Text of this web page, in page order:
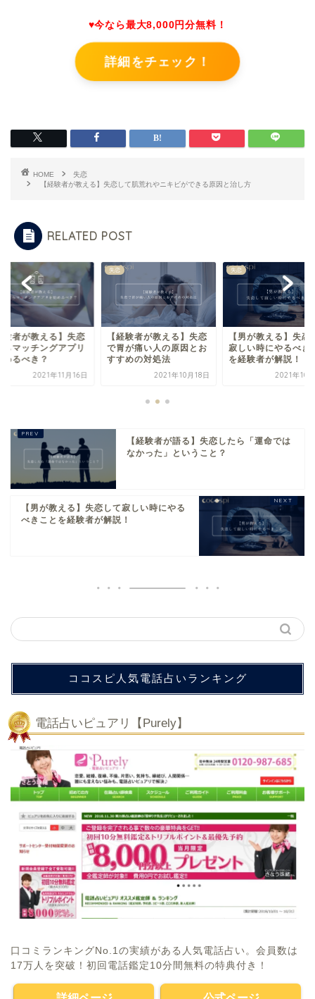
♥今なら最大8,000円分無料！
詳細をチェック！
HOME
失恋
【経験者が教える】失恋して肌荒れやニキビができる原因と治し方
RELATED POST
験者が教える】失恋
らマッチングアプリ
めるべき？
2021年11月16日
失恋
【経験者が教える】失恋
で胃が痛い人の原因とお
すすめの対処法
2021年10月18日
失恋
【男が教える】失恋
寂しい時にやるべき
を経験者が解説！
2021年10
【経験者が語る】失恋したら「運命では
なかった」ということ？
【男が教える】失恋して寂しい時にやる
べきことを経験者が解説！
ココスピ人気電話占いランキング
電話占いピュアリ【Purely】
口コミランキングNo.1の実績がある人気電話占い。会員数は
17万人を突破！初回電話鑑定10分間無料の特典付き！